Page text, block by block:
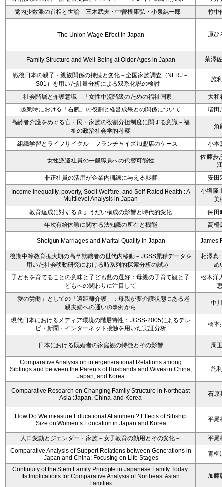
党内少数派の首相と世論－三木武夫・中曽根康弘・小泉純一郎－
竹中
The Union Wage Effect in Japan 原ひ
Family Structure and Well-Being at Older Ages in Japan 菊澤
戦後日本の親子・親族関係の持続と変化－全国家族調査（NFRJ－
S01）を用いた計量分析による双系化説の検討－
施
社会階層と介護意識－「女性中流階級のための福祉国家」
大和
起業時における「右腕」の役割と経営成果との関係について
増田
高齢者介護をめぐる官・民・家族の役割分担制度に関する意識－福
祉の政治社会学的考察
角
組織学習とライフサイクル－フランチャイズ加盟店のケース－ 小本
女性派遣社員の一般職員への代替可能性
佐藤歩,
江
非正社員の活用が企業内訓練に与える影響
安田
Income Inequality, poverty, Socil Welfare, and Self-Rated Health : A
Multilevel Analysis in Japan
小塩隆
美
教育達成に対するきょうだい構成の影響と時代的変化
保田
年次有給休暇に関する法知識の所在と機能
高橋
Shotgun Marriages and Marital Quality in Japan James
後期中等教育拡大期の高卒就職者の世代内移動－JGSS累積データを
用いた社会移動研究における時系列的探索分析の試み－
相澤真
め
子どもを育てることの意味と子ども数の選好：母親の子育て観と子
どもへの関わりに注目して
松木洋
恵
「愛の労働」としての「遠距離介護」：母親が要介護状態にある老
親夫婦への通いの事例から
中
現代日本におけるメディア環境の階層特性：JGSS-2005によるテレ
ビ・新聞・インターネット接触を用いた実証分析
橋本
日本における既婚者の家庭観の特徴とその影響 周
Comparative Analysis on intergenerational Relations among
Siblings and between the Parents of Husbands and Wives in China,
Japan, and Korea
施
Comparative Research on Changing Family Structure in Northeast
Asia :Japan, China, and Korea
石原
How Do We measure Educational Attainment? Effects of Sibship
Size on Women’s Education in Japan and Korea
平尾
人口変動とジェンダー・家族－女子教育の効用とその変化－
平尾
Comparative Analysis of Support Relations between Generations in
Japan and China: Focusing on Life Stages
青柳
Continuity of the Stem Family Principle in Japanese Family Today:
Its Implications for Cpmparative Analysis of Northeast Asian
Families
加藤